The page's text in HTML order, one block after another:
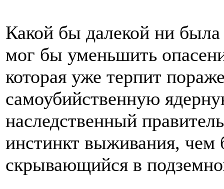
Какой бы далекой ни была
мог бы уменьшить
которая уже терпит
самоубийственную
наследственный
инстинкт выживания, чем
скрывающийся в